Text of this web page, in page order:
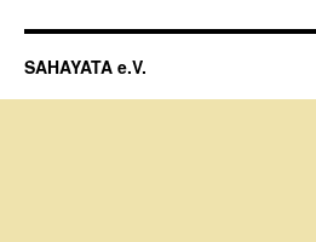
SAHAYATA e.V.